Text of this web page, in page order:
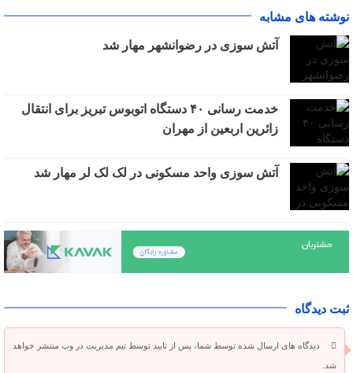
نوشته های مشابه
آتش سوزی در رضوانشهر مهار شد
خدمت رسانی ۴۰ دستگاه اتوبوس تبریز برای انتقال
زائرین اربعین از مهران
آتش سوزی واحد مسکونی در لک لک لر مهار شد
ثبت دیدگاه
دیدگاه های ارسال شده توسط شما، پس از تایید توسط تیم مدیریت در وب منتشر خواهد
شد.